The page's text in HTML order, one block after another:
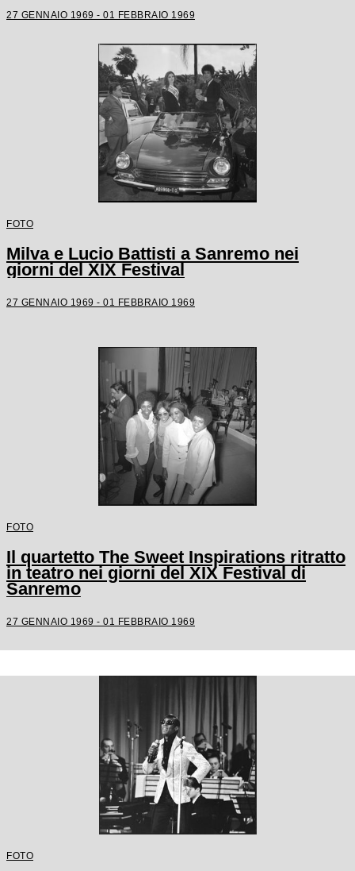
27 GENNAIO 1969 - 01 FEBBRAIO 1969
FOTO
Milva e Lucio Battisti a Sanremo nei
giorni del XIX Festival
27 GENNAIO 1969 - 01 FEBBRAIO 1969
FOTO
Il quartetto The Sweet Inspirations ritratto
in teatro nei giorni del XIX Festival di
Sanremo
27 GENNAIO 1969 - 01 FEBBRAIO 1969
FOTO